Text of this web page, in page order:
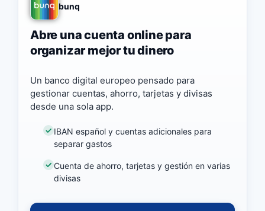
bunq
Abre una cuenta online para
organizar mejor tu dinero
Un banco digital europeo pensado para
gestionar cuentas, ahorro, tarjetas y divisas
desde una sola app.
IBAN español y cuentas adicionales para
separar gastos
Cuenta de ahorro, tarjetas y gestión en varias
divisas